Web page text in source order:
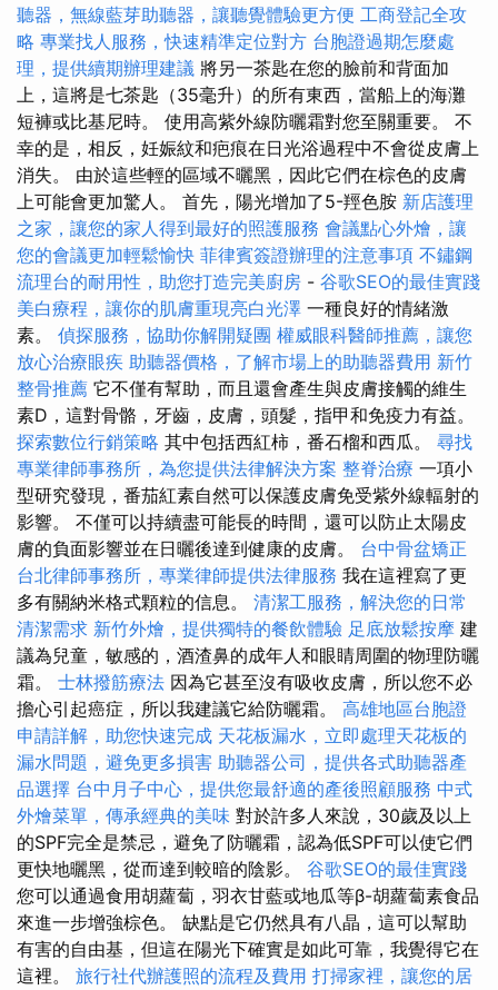
聽器，無線藍芽助聽器，讓聽覺體驗更方便 工商登記全攻
略 專業找人服務，快速精準定位對方 台胞證過期怎麼處
理，提供續期辦理建議 將另一茶匙在您的臉前和背面加
上，這將是七茶匙（35毫升）的所有東西，當船上的海灘
短褲或比基尼時。 使用高紫外線防曬霜對您至關重要。 不
幸的是，相反，妊娠紋和疤痕在日光浴過程中不會從皮膚上
消失。 由於這些輕的區域不曬黑，因此它們在棕色的皮膚
上可能會更加驚人。 首先，陽光增加了5-羥色胺 新店護理
之家，讓您的家人得到最好的照護服務 會議點心外燴，讓
您的會議更加輕鬆愉快 菲律賓簽證辦理的注意事項 不鏽鋼
流理台的耐用性，助您打造完美廚房 - 谷歌SEO的最佳實踐
美白療程，讓你的肌膚重現亮白光澤 一種良好的情緒激
素。 偵探服務，協助你解開疑團 權威眼科醫師推薦，讓您
放心治療眼疾 助聽器價格，了解市場上的助聽器費用 新竹
整骨推薦 它不僅有幫助，而且還會產生與皮膚接觸的維生
素D，這對骨骼，牙齒，皮膚，頭髮，指甲和免疫力有益。
探索數位行銷策略 其中包括西紅柿，番石榴和西瓜。 尋找
專業律師事務所，為您提供法律解決方案 整脊治療 一項小
型研究發現，番茄紅素自然可以保護皮膚免受紫外線輻射的
影響。 不僅可以持續盡可能長的時間，還可以防止太陽皮
膚的負面影響並在日曬後達到健康的皮膚。 台中骨盆矯正
台北律師事務所，專業律師提供法律服務 我在這裡寫了更
多有關納米格式顆粒的信息。 清潔工服務，解決您的日常
清潔需求 新竹外燴，提供獨特的餐飲體驗 足底放鬆按摩 建
議為兒童，敏感的，酒渣鼻的成年人和眼睛周圍的物理防曬
霜。 士林撥筋療法 因為它甚至沒有吸收皮膚，所以您不必
擔心引起癌症，所以我建議它給防曬霜。 高雄地區台胞證
申請詳解，助您快速完成 天花板漏水，立即處理天花板的
漏水問題，避免更多損害 助聽器公司，提供各式助聽器產
品選擇 台中月子中心，提供您最舒適的產後照顧服務 中式
外燴菜單，傳承經典的美味 對於許多人來說，30歲及以上
的SPF完全是禁忌，避免了防曬霜，認為低SPF可以使它們
更快地曬黑，從而達到較暗的陰影。 谷歌SEO的最佳實踐
您可以通過食用胡蘿蔔，羽衣甘藍或地瓜等β-胡蘿蔔素食品
來進一步增強棕色。 缺點是它仍然具有八晶，這可以幫助
有害的自由基，但這在陽光下確實是如此可靠，我覺得它在
這裡。 旅行社代辦護照的流程及費用 打掃家裡，讓您的居